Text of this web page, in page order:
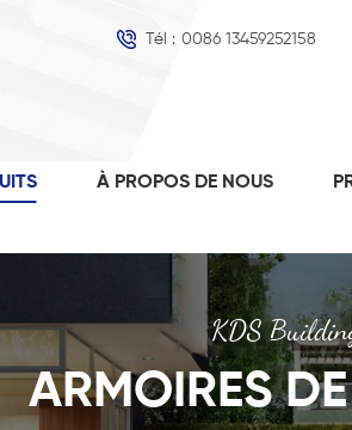
Tél : 0086 13459252158
À PROPOS DE NOUS
KDS
ARMOIRES